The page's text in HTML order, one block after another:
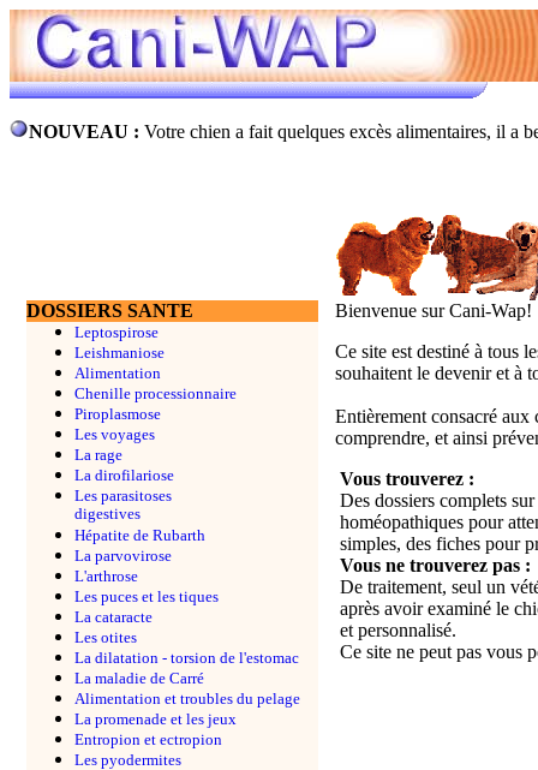
NOUVEAU : Votre chien a fait quelques excès alimentaires, il a
DOSSIERS SANTE
Leptospirose
Leishmaniose
Alimentation
Chenille processionnaire
Piroplasmose
Les voyages
La rage
La dirofilariose
Les parasitoses
digestives
Hépatite de Rubarth
La parvovirose
L'arthrose
Les puces et les tiques
La cataracte
Les otites
La dilatation - torsion de l'estomac
La maladie de Carré
Alimentation et troubles du pelage
La promenade et les jeux
Entropion et ectropion
Les pyodermites
Bienvenue sur Cani-Wap!
Ce site est destiné à tous
souhaitent le devenir et à
Entièrement consacré
comprendre, et ainsi
Vous trouverez :
Des dossiers complets
homéopathiques pour
simples, des fiches pour
Vous ne trouverez pas :
De traitement, seul un
après avoir examiné le
et personnalisé.
Ce site ne peut pas vous